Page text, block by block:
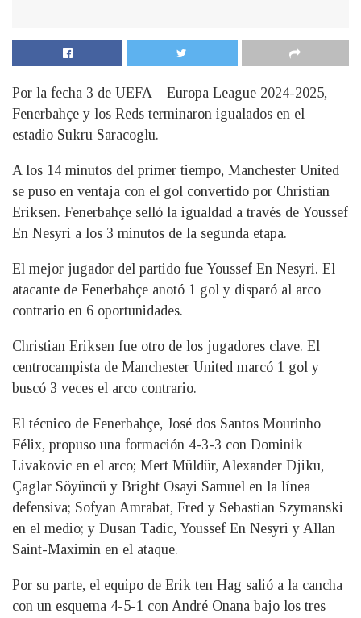
Por la fecha 3 de UEFA – Europa League 2024-2025,
Fenerbahçe y los Reds terminaron igualados en el
estadio Sukru Saracoglu.
A los 14 minutos del primer tiempo, Manchester United
se puso en ventaja con el gol convertido por Christian
Eriksen. Fenerbahçe selló la igualdad a través de Youssef
En Nesyri a los 3 minutos de la segunda etapa.
El mejor jugador del partido fue Youssef En Nesyri. El
atacante de Fenerbahçe anotó 1 gol y disparó al arco
contrario en 6 oportunidades.
Christian Eriksen fue otro de los jugadores clave. El
centrocampista de Manchester United marcó 1 gol y
buscó 3 veces el arco contrario.
El técnico de Fenerbahçe, José dos Santos Mourinho
Félix, propuso una formación 4-3-3 con Dominik
Livakovic en el arco; Mert Müldür, Alexander Djiku,
Çaglar Söyüncü y Bright Osayi Samuel en la línea
defensiva; Sofyan Amrabat, Fred y Sebastian Szymanski
en el medio; y Dusan Tadic, Youssef En Nesyri y Allan
Saint-Maximin en el ataque.
Por su parte, el equipo de Erik ten Hag salió a la cancha
con un esquema 4-5-1 con André Onana bajo los tres